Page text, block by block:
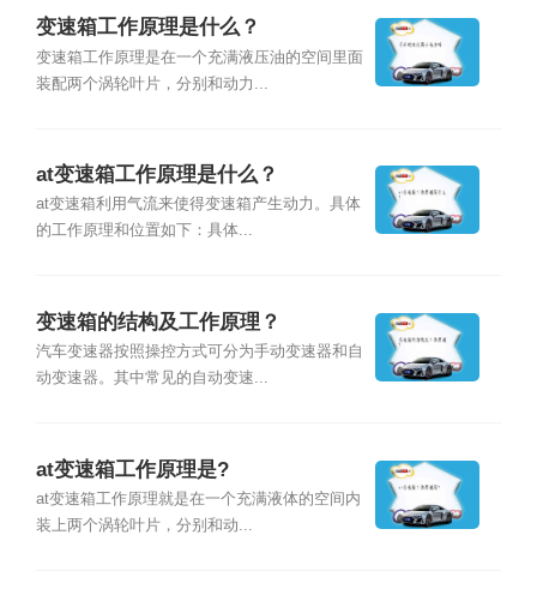
变速箱工作原理是什么？
变速箱工作原理是在一个充满液压油的空间里面
装配两个涡轮叶片，分别和动力...
at变速箱工作原理是什么？
at变速箱利用气流来使得变速箱产生动力。具体
的工作原理和位置如下：具体...
变速箱的结构及工作原理？
汽车变速器按照操控方式可分为手动变速器和自
动变速器。其中常见的自动变速...
at变速箱工作原理是?
at变速箱工作原理就是在一个充满液体的空间内
装上两个涡轮叶片，分别和动...